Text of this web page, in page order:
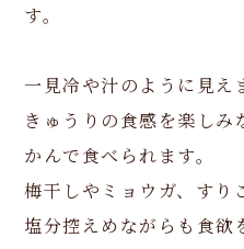
す。
一見冷や汁のように見え
きゅうりの食感を楽しみ
かんで食べられます。
梅干しやミョウガ、すり
塩分控えめながらも食欲